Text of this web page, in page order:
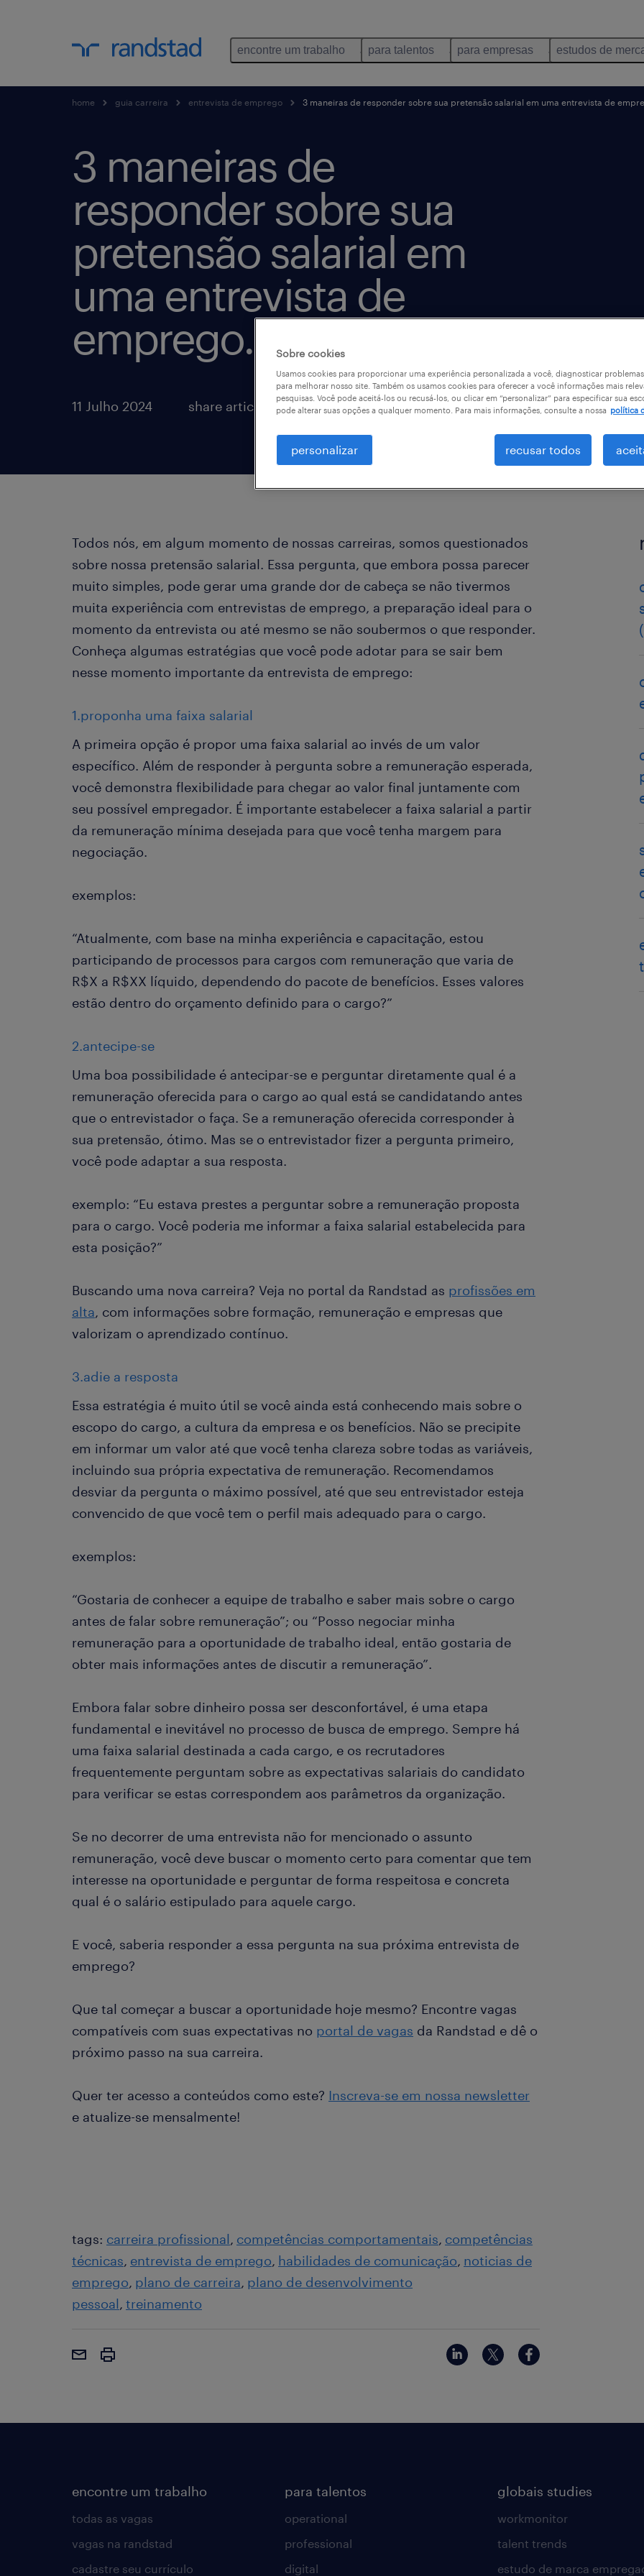
encontre um trabalho para talentos para empresas estudos de
home guia carreira entrevista de emprego 3 maneiras de responder sobre sua pretensão salarial em uma entrevista de
3 maneiras de
responder sobre sua
pretensão salarial em
uma entrevista de
emprego.
11 Julho 2024 share article:
Todos nós, em algum momento de nossas carreiras, somos questionados
sobre nossa pretensão salarial. Essa pergunta, que embora possa parecer
muito simples, pode gerar uma grande dor de cabeça se não tivermos
muita experiência com entrevistas de emprego, a preparação ideal para o
momento da entrevista ou até mesmo se não soubermos o que responder.
Conheça algumas estratégias que você pode adotar para se sair bem
nesse momento importante da entrevista de emprego:
1.proponha uma faixa salarial
A primeira opção é propor uma faixa salarial ao invés de um valor
específico. Além de responder à pergunta sobre a remuneração esperada,
você demonstra flexibilidade para chegar ao valor final juntamente com
seu possível empregador. É importante estabelecer a faixa salarial a partir
da remuneração mínima desejada para que você tenha margem para
negociação.
exemplos:
“Atualmente, com base na minha experiência e capacitação, estou
participando de processos para cargos com remuneração que varia de
R$X a R$XX líquido, dependendo do pacote de benefícios. Esses valores
estão dentro do orçamento definido para o cargo?”
2.antecipe-se
Uma boa possibilidade é antecipar-se e perguntar diretamente qual é a
remuneração oferecida para o cargo ao qual está se candidatando antes
que o entrevistador o faça. Se a remuneração oferecida corresponder à
sua pretensão, ótimo. Mas se o entrevistador fizer a pergunta primeiro,
você pode adaptar a sua resposta.
exemplo: “Eu estava prestes a perguntar sobre a remuneração proposta
para o cargo. Você poderia me informar a faixa salarial estabelecida para
esta posição?”
Buscando uma nova carreira? Veja no portal da Randstad as profissões em
alta, com informações sobre formação, remuneração e empresas que
valorizam o aprendizado contínuo.
3.adie a resposta
Essa estratégia é muito útil se você ainda está conhecendo mais sobre o
escopo do cargo, a cultura da empresa e os benefícios. Não se precipite
em informar um valor até que você tenha clareza sobre todas as variáveis,
incluindo sua própria expectativa de remuneração. Recomendamos
desviar da pergunta o máximo possível, até que seu entrevistador esteja
convencido de que você tem o perfil mais adequado para o cargo.
exemplos:
“Gostaria de conhecer a equipe de trabalho e saber mais sobre o cargo
antes de falar sobre remuneração”; ou “Posso negociar minha
remuneração para a oportunidade de trabalho ideal, então gostaria de
obter mais informações antes de discutir a remuneração”.
Embora falar sobre dinheiro possa ser desconfortável, é uma etapa
fundamental e inevitável no processo de busca de emprego. Sempre há
uma faixa salarial destinada a cada cargo, e os recrutadores
frequentemente perguntam sobre as expectativas salariais do candidato
para verificar se estas correspondem aos parâmetros da organização.
Se no decorrer de uma entrevista não for mencionado o assunto
remuneração, você deve buscar o momento certo para comentar que tem
interesse na oportunidade e perguntar de forma respeitosa e concreta
qual é o salário estipulado para aquele cargo.
E você, saberia responder a essa pergunta na sua próxima entrevista de
emprego?
Que tal começar a buscar a oportunidade hoje mesmo? Encontre vagas
compatíveis com suas expectativas no portal de vagas da Randstad e dê o
próximo passo na sua carreira.
Quer ter acesso a conteúdos como este? Inscreva-se em nossa newsletter
e atualize-se mensalmente!
tags: carreira profissional competências comportamentais competências
técnicas entrevista de emprego habilidades de comunicação noticias de
emprego plano de carreira plano de desenvolvimento
pessoal treinamento
encontre um trabalho
todas as vagas
vagas na randstad
cadastre seu currículo
para talentos
operational
professional
digital
globais studies
workmonitor
talent trends
estudo de marca
Sobre cookies
Usamos cookies para proporcionar uma experiência personalizada a você, diagnosticar
para melhorar nosso site. Também os usamos cookies para oferecer a você informações mais
pesquisas. Você pode aceitá-los ou recusá-los, ou clicar em “personalizar” para especificar sua
pode alterar suas opções a qualquer momento. Para mais informações, consulte a nossa política
personalizar recusar todos